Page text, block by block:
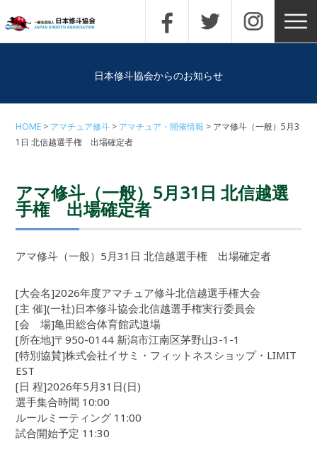
日本修斗協会からのお知らせ
HOME アマチュア修斗 アマチュア・開催情報
アマ修斗（一般）5月3
1日 北信越選手権 出場確定者
アマ修斗（一般）5月31日 北信越選
手権 出場確定者
アマ修斗（一般）5月31日 北信越選手権 出場確定者
[大会名]2026年度アマチュア修斗北信越選手権大会
[主 催](一社)日本修斗協会北信越選手権実行委員会
[会 場]亀田総合体育館武道場
[所在地]〒950-0144 新潟市江南区茅野山3-1-1
[特別協賛]株式会社イサミ・フィットネスショップ・LIMIT
EST
[日 程]2026年5月31日(日)
選手集合時間 10:00
ルールミーティング 11:00
試合開始予定 11:30